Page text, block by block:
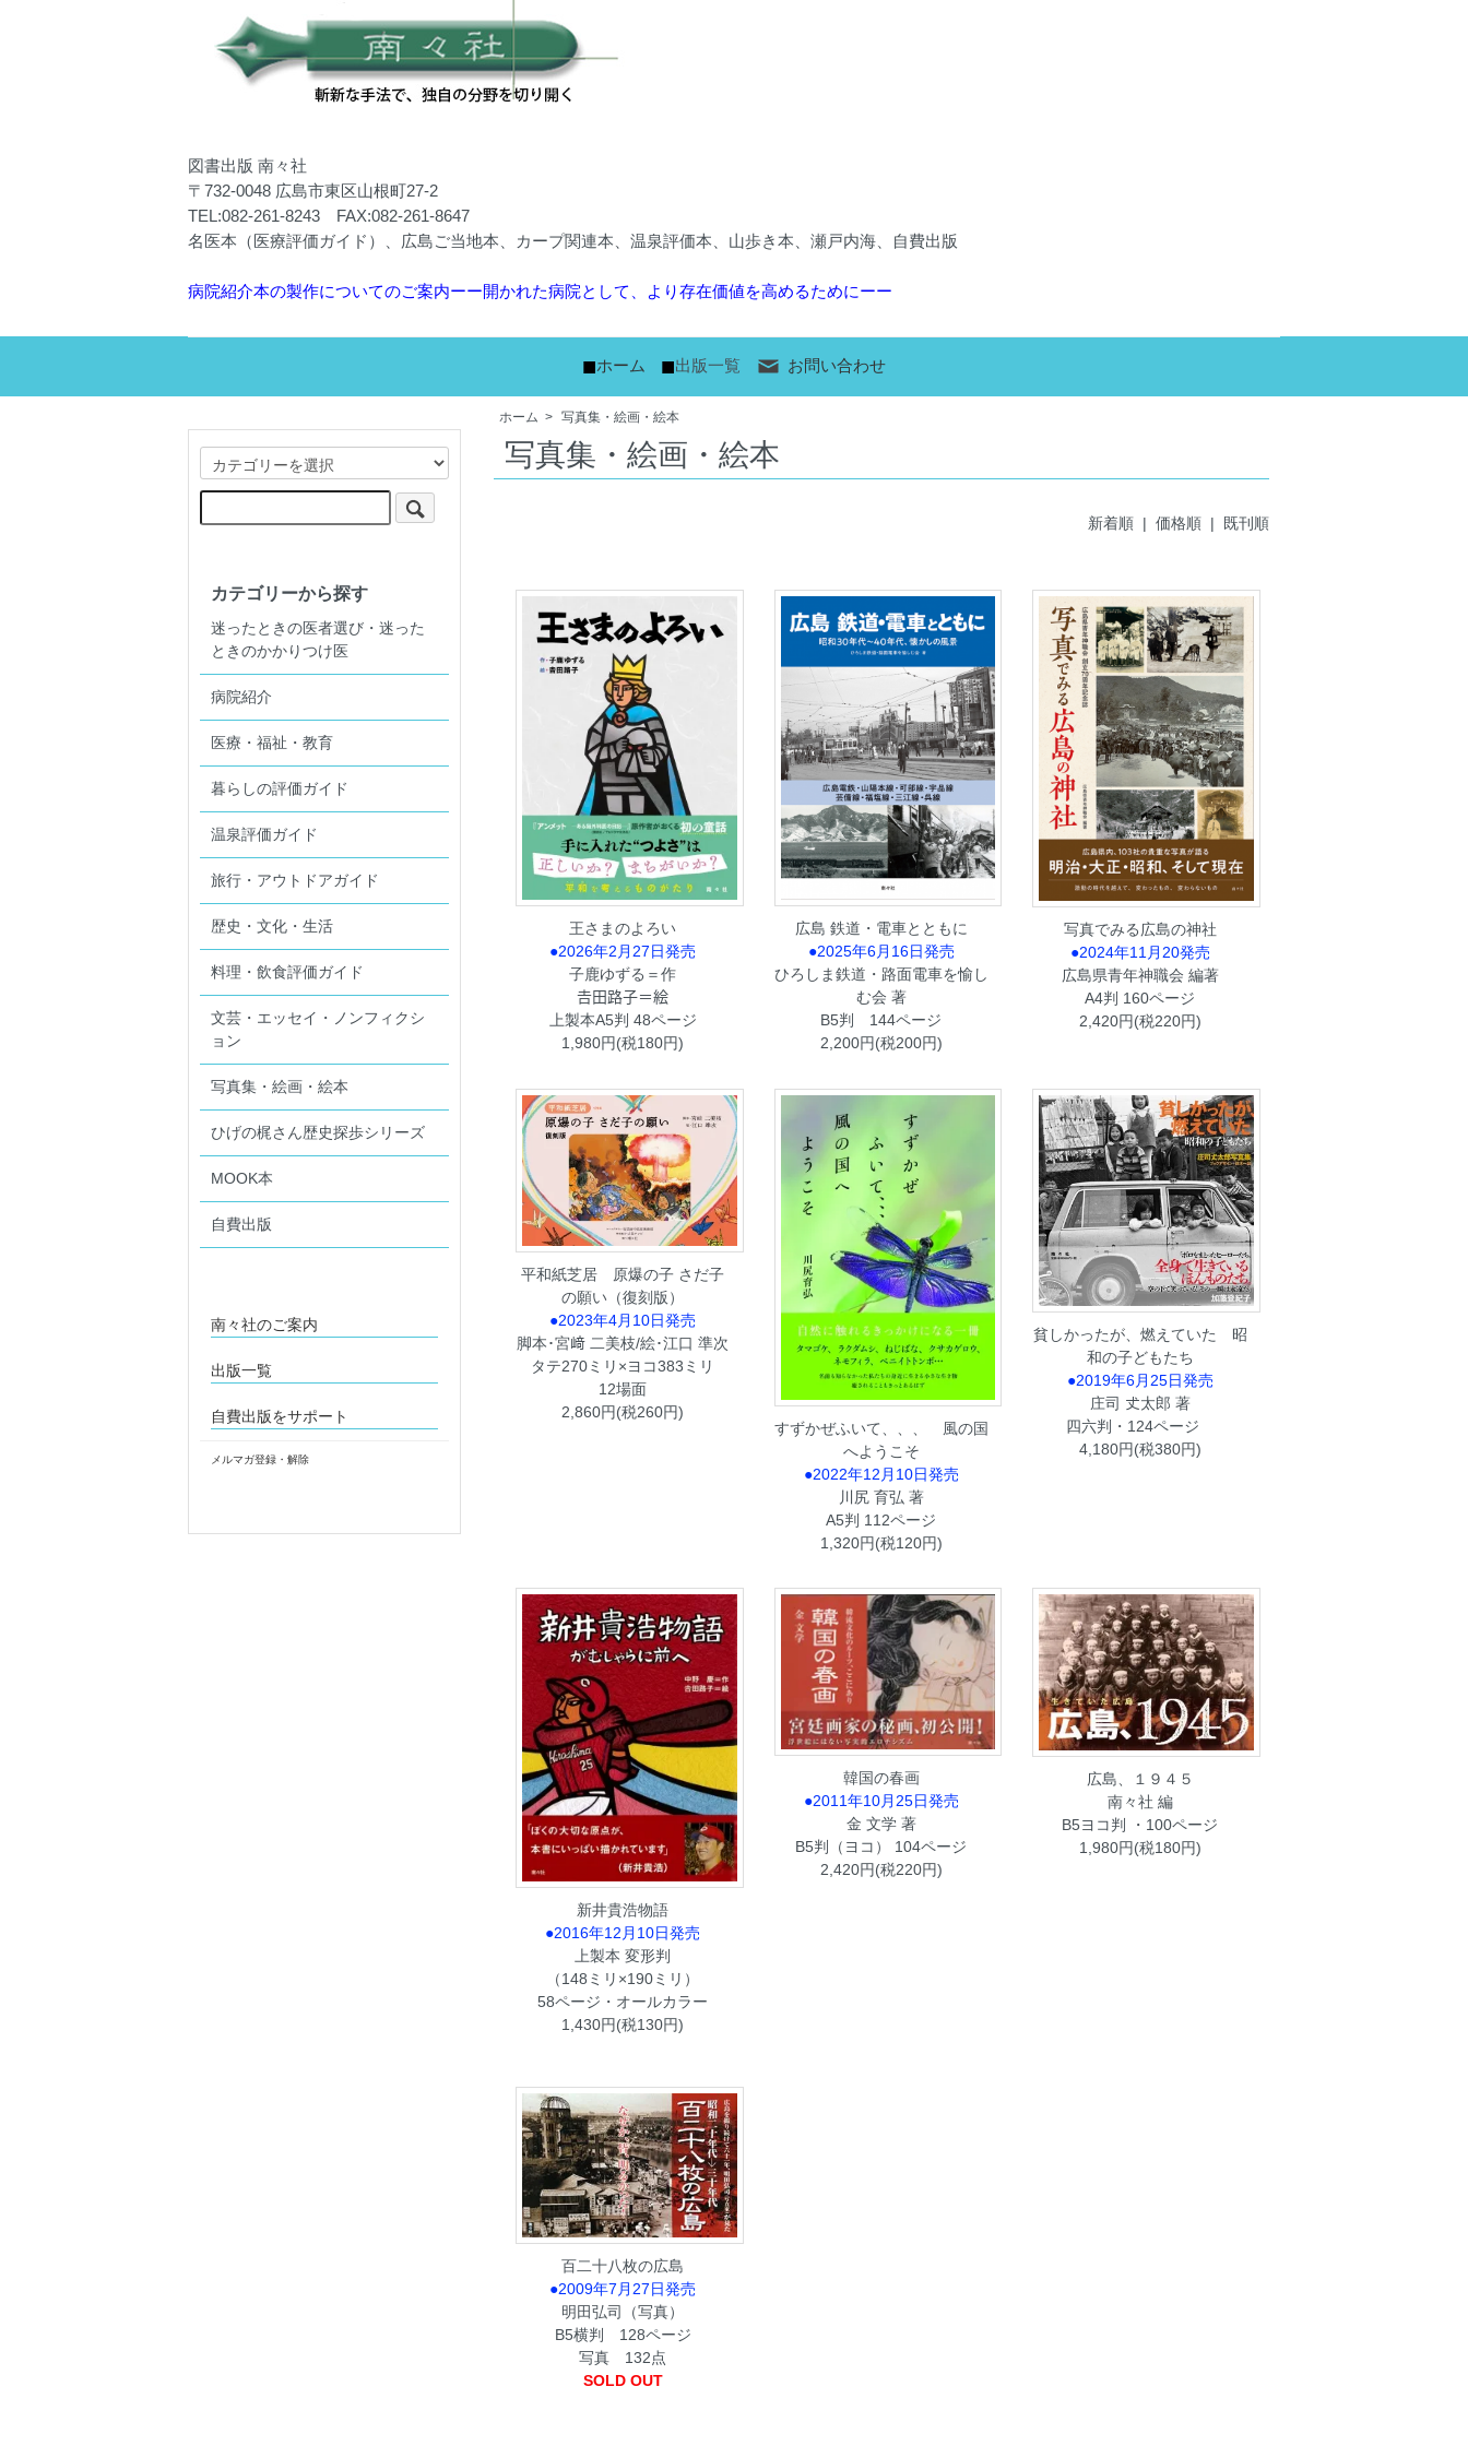
図書出版 南々社
〒732-0048 広島市東区山根町27-2
TEL:082-261-8243 FAX:082-261-8647
名医本（医療評価ガイド）、広島ご当地本、カープ関連本、温泉評価本、山歩き本、瀬戸内海、自費出版
病院紹介本の製作についてのご案内ーー開かれた病院として、より存在価値を高めるためにーー
■ホーム ■出版一覧 お問い合わせ
ホーム > 写真集・絵画・絵本
写真集・絵画・絵本
新着順 | 価格順 | 既刊順
王さまのよろい
●2026年2月27日発売
子鹿ゆずる＝作
𠮷田路子＝絵
上製本A5判 48ページ
1,980円(税180円)
広島 鉄道・電車とともに
●2025年6月16日発売
ひろしま鉄道・路面電車を愉し
む会 著
B5判 144ページ
2,200円(税200円)
写真でみる広島の神社
●2024年11月20発売
広島県青年神職会 編著
A4判 160ページ
2,420円(税220円)
平和紙芝居 原爆の子 さだ子
の願い（復刻版）
●2023年4月10日発売
脚本･宮﨑 二美枝/絵･江口 準次
タテ270ミリ×ヨコ383ミリ
12場面
2,860円(税260円)
すずかぜふいて、、、 風の国
へようこそ
●2022年12月10日発売
川尻 育弘 著
A5判 112ページ
1,320円(税120円)
貧しかったが、燃えていた 昭
和の子どもたち
●2019年6月25日発売
庄司 𠀋太郎 著
四六判・124ページ
4,180円(税380円)
新井貴浩物語
●2016年12月10日発売
上製本 変形判
（148ミリ×190ミリ）
58ページ・オールカラー
1,430円(税130円)
韓国の春画
●2011年10月25日発売
金 文学 著
B5判（ヨコ） 104ページ
2,420円(税220円)
広島、１９４５
南々社 編
B5ヨコ判 ・100ページ
1,980円(税180円)
百二十八枚の広島
●2009年7月27日発売
明田弘司（写真）
B5横判 128ページ
写真 132点
SOLD OUT
カテゴリーから探す
迷ったときの医者選び・迷った
ときのかかりつけ医
病院紹介
医療・福祉・教育
暮らしの評価ガイド
温泉評価ガイド
旅行・アウトドアガイド
歴史・文化・生活
料理・飲食評価ガイド
文芸・エッセイ・ノンフィクシ
ョン
写真集・絵画・絵本
ひげの梶さん歴史探歩シリーズ
MOOK本
自費出版
南々社のご案内
出版一覧
自費出版をサポート
メルマガ登録・解除